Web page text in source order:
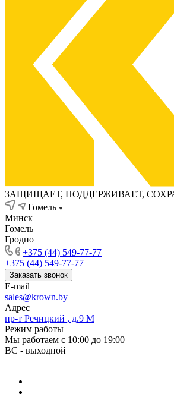
ЗАЩИЩАЕТ, ПОДДЕРЖИВАЕТ,
Гомель
Минск
Гомель
Гродно
+375 (44) 549-77-77
+375 (44) 549-77-77
Заказать звонок
E-mail
sales@krown.by
Адрес
пр-т Речицкий , д.9 М
Режим работы
Мы работаем с 10:00 до 19:00
ВС - выходной